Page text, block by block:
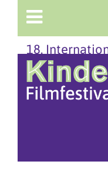
18.